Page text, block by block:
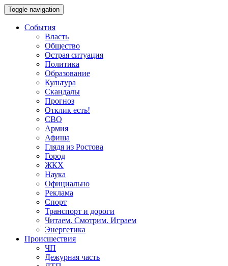
Toggle navigation
События
Власть
Общество
Острая ситуация
Политика
Образование
Культура
Скандалы
Прогноз
Отклик есть!
СВО
Армия
Афиша
Глядя из Ростова
Город
ЖКХ
Наука
Официально
Реклама
Спорт
Транспорт и дороги
Читаем. Смотрим. Играем
Энергетика
Происшествия
ЧП
Дежурная часть